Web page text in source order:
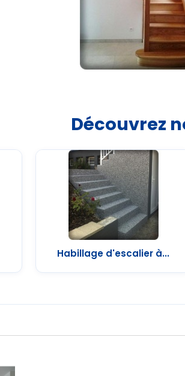
Découvrez
Habillage d'escalier à...